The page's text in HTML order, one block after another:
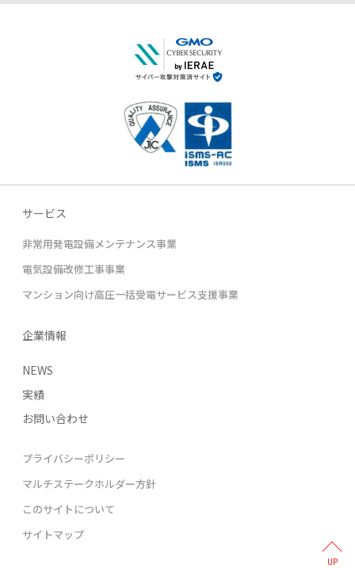
サービス
非常用発電設備メンテナンス事業
電気設備改修工事事業
マンション向け高圧一括受電サービス支援事業
企業情報
NEWS
実績
お問い合わせ
プライバシーポリシー
マルチステークホルダー方針
このサイトについて
サイトマップ
UP